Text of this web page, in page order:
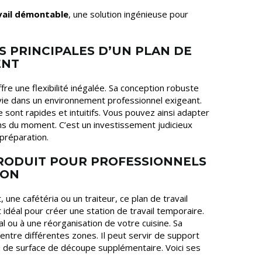
démontable, une solution ingénieuse pour
PRINCIPALES D’UN PLAN DE
une flexibilité inégalée. Sa conception robuste
dans un environnement professionnel exigeant.
sont rapides et intuitifs. Vous pouvez ainsi adapter
du moment. C’est un investissement judicieux
POUR PROFESSIONNELS
une cafétéria ou un traiteur, ce plan de travail
pour créer une station de travail temporaire.
ou à une réorganisation de votre cuisine. Sa
différentes zones. Il peut servir de support
surface de découpe supplémentaire. Voici ses